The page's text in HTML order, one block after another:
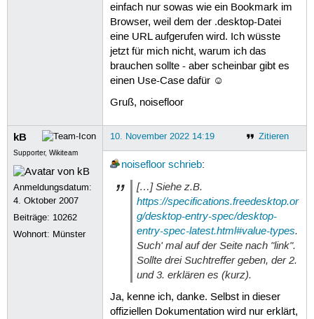
einfach nur sowas wie ein Bookmark im
Browser, weil dem der .desktop-Datei
eine URL aufgerufen wird. Ich wüsste
jetzt für mich nicht, warum ich das
brauchen sollte - aber scheinbar gibt es
einen Use-Case dafür ☺
Gruß, noisefloor
kB
Supporter, Wikiteam
Anmeldungsdatum:
4. Oktober 2007
Beiträge: 10262
Wohnort: Münster
Zitieren
10. November 2022 14:19
noisefloor schrieb:
[…] Siehe z.B.
https://specifications.freedesktop.or
g/desktop-entry-spec/desktop-
entry-spec-latest.html#value-types.
Such' mal auf der Seite nach "link".
Sollte drei Suchtreffer geben, der 2.
und 3. erklären es (kurz).
Ja, kenne ich, danke. Selbst in dieser
offiziellen Dokumentation wird nur erklärt,